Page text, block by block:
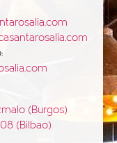
(Burgos)
(Bilbao)